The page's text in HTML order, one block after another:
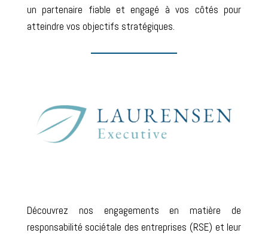
un partenaire fiable et engagé à vos côtés pour
atteindre vos objectifs stratégiques.
Découvrez nos engagements en matière de
responsabilité sociétale des entreprises (RSE) et leur